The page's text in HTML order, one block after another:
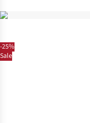
-25%
Sale